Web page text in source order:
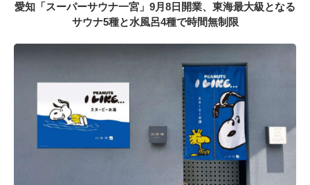
愛知「スーパーサウナ一宮」9月8日開業、東海最大級となる
サウナ5種と水風呂4種で時間無制限